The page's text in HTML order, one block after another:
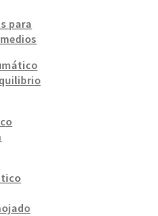
para